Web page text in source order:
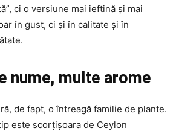
ci o versiune mai ieftină și mai
în gust, ci și în calitate și în
nume, multe arome
de fapt, o întreagă familie de plante.
este scorțișoara de Ceylon